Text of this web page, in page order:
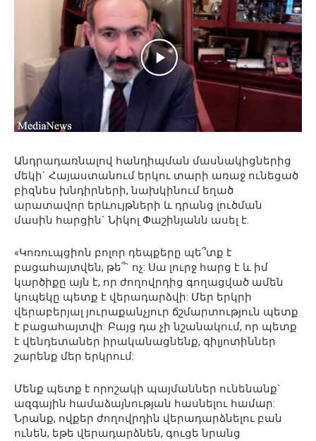
Անդրադառնալով հանդիպման մասնակիցներից
մեկի` Հայաստանում երկու տարի առաջ ունեցած
բիզնես խնդիրների, նախկինում եղած
արատավոր երևույթների և դրանց լուծման
մասին հարցին` Նիկոլ Փաշինյանն ասել է.
«Կոռուպցիոն բոլոր դեպքերը պե՞տք է
բացահայտվեն, թե՞` ոչ: Սա լուրջ հարց է և իմ
կարծիքը այն է, որ ժողովրդից գողացված ամեն
կոպեկը պետք է վերադարձվի: Մեր երկրի
վերաբերյալ յուրաքանչյուր ճշմարտություն պետք
է բացահայտվի: Բայց դա չի նշանակում, որ պետք
է վենդետաներ իրականացնենք, գիլյոտիններ
շարենք մեր երկրում:
Մենք պետք է որոշակի պայմաններ ունենանք`
ազգային համաձայնության հասնելու համար:
Նրանք, ովքեր ժողովրդին վերադարձնելու բան
ունեն, եթե վերադարձնեն, գուցե նրանց